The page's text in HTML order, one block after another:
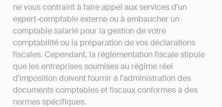
ne vous contraint à faire appel aux services d'un
expert-comptable externe ou à embaucher un
comptable salarié pour la gestion de votre
comptabilité ou la préparation de vos déclarations
fiscales. Cependant, la réglementation fiscale stipule
que les entreprises soumises au régime réel
d'imposition doivent fournir à l'administration des
documents comptables et fiscaux conformes à des
normes spécifiques.